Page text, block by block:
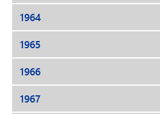
1964
1965
1966
1967